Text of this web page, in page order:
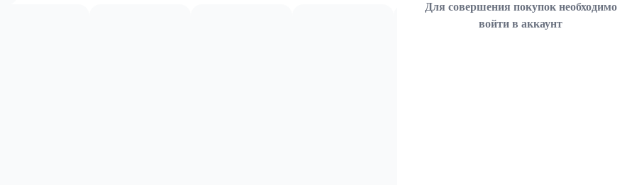
Для совершения покупок необходимо
войти в аккаунт